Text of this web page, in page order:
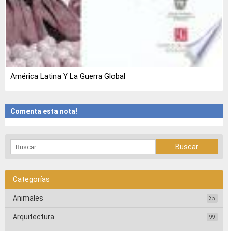
América Latina Y La Guerra Global
Comenta esta nota!
Categorías
Animales 35
Arquitectura 99